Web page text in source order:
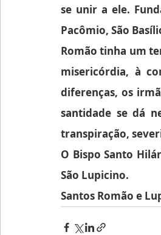
se unir a ele.
Pacômio, São
Romão tinha um
misericórdia, à
diferenças, os
santidade se dá
transpiração,
O Bispo Santo
São Lupicino.
Santos Romão e